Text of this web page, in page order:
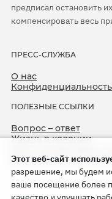
предписал остановить
компенсировать весь
ПРЕСС-СЛУЖБА
О нас
Конфиденциальность
ПОЛЕЗНЫЕ ССЫЛКИ
Вопрос – ответ
Жизнь в колонии
75-я годовщина
Этот веб-сайт
разрешение, мы будем
ваше посещение более